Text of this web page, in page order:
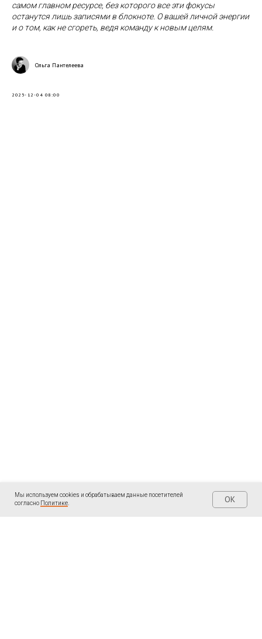
самом главном ресурсе, без которого все эти фокусы
останутся лишь записями в блокноте. О вашей личной энергии
и о том, как не сгореть, ведя команду к новым целям.
Ольга Пантелеева
2025-12-04 08:00
Мы используем cookies и обрабатываем данные посетителей
согласно Политике. OK